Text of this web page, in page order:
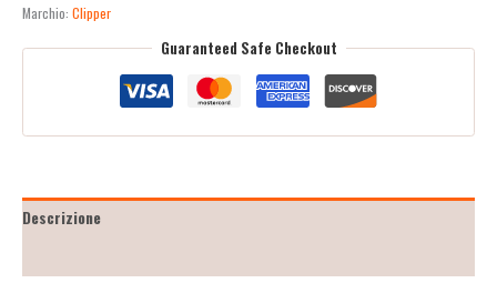
Marchio: Clipper
Guaranteed Safe Checkout
Descrizione